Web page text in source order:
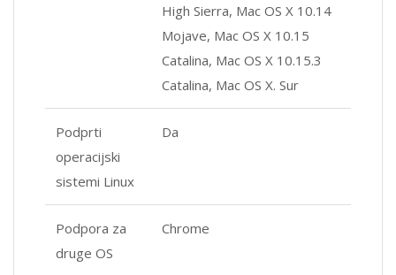
High Sierra, Mac OS X 10.14
Mojave, Mac OS X 10.15
Catalina, Mac OS X 10.15.3
Catalina, Mac OS X. Sur
Podprti
operacijski
sistemi Linux
Da
Podpora za
druge OS
Chrome